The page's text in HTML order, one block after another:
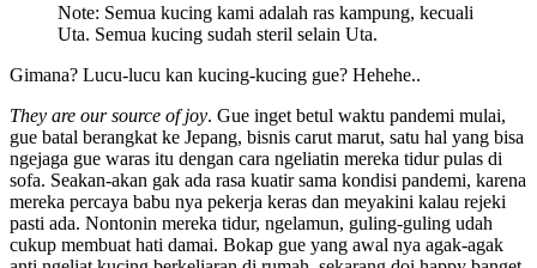
Note: Semua kucing kami adalah ras kampung, kecuali
Uta. Semua kucing sudah steril selain Uta.
Gimana? Lucu-lucu kan kucing-kucing gue? Hehehe..
They are our source of joy. Gue inget betul waktu pandemi mulai,
gue batal berangkat ke Jepang, bisnis carut marut, satu hal yang bisa
ngejaga gue waras itu dengan cara ngeliatin mereka tidur pulas di
sofa. Seakan-akan gak ada rasa kuatir sama kondisi pandemi, karena
mereka percaya babu nya pekerja keras dan meyakini kalau rejeki
pasti ada. Nontonin mereka tidur, ngelamun, guling-guling udah
cukup membuat hati damai. Bokap gue yang awal nya agak-agak